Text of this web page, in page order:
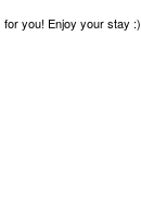
you! Enjoy your stay :)